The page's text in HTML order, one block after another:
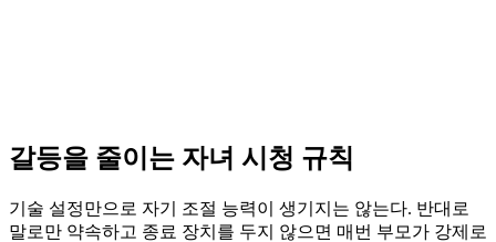
갈등을 줄이는 자녀 시청 규칙
기술 설정만으로 자기 조절 능력이 생기지는 않는다. 반대로
말로만 약속하고 종료 장치를 두지 않으면 매번 부모가 강제로